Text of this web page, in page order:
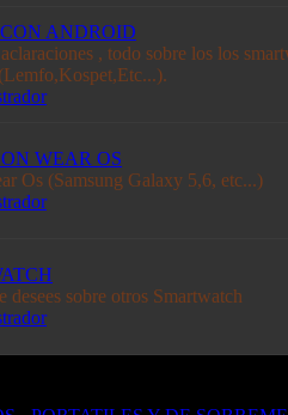
ANDROID
, todo sobre los los
WEAR OS
Os (Samsung Galaxy 5,6, etc...)
desees sobre otros Smartwatch